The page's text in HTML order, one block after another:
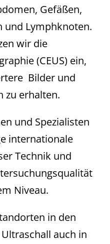
Gefäßen,
und Lymphknoten.
wir die
(CEUS) ein,
Bilder und
zu erhalten.
und Spezialisten
internationale
Technik und
Niveau.
in den
auch in